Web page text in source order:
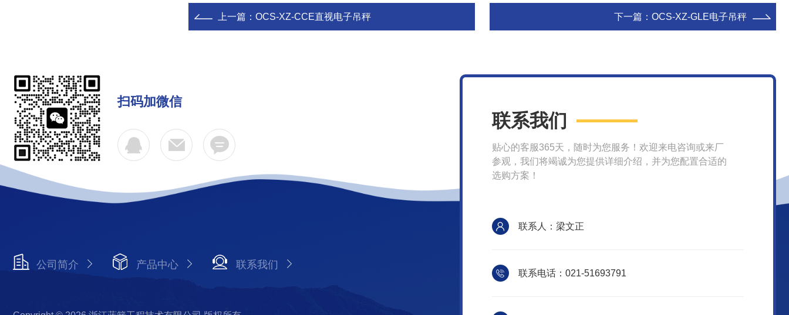
上一篇： OCS-XZ-CCE直视电子吊秤 下一篇： OCS-XZ-GLE电子吊秤
扫码加微信
公司简介 产品中心 联系我们
联系我们
贴心的客服365天，随时为您服务！欢迎来电咨询或来厂
参观，我们将竭诚为您提供详细介绍，并为您配置合适的
选购方案！
联系人：梁文正
联系电话：021-51693791